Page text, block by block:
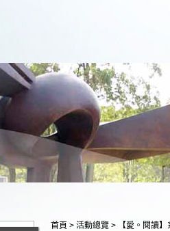
首頁 > 活動總覽 > 【愛。閱讀